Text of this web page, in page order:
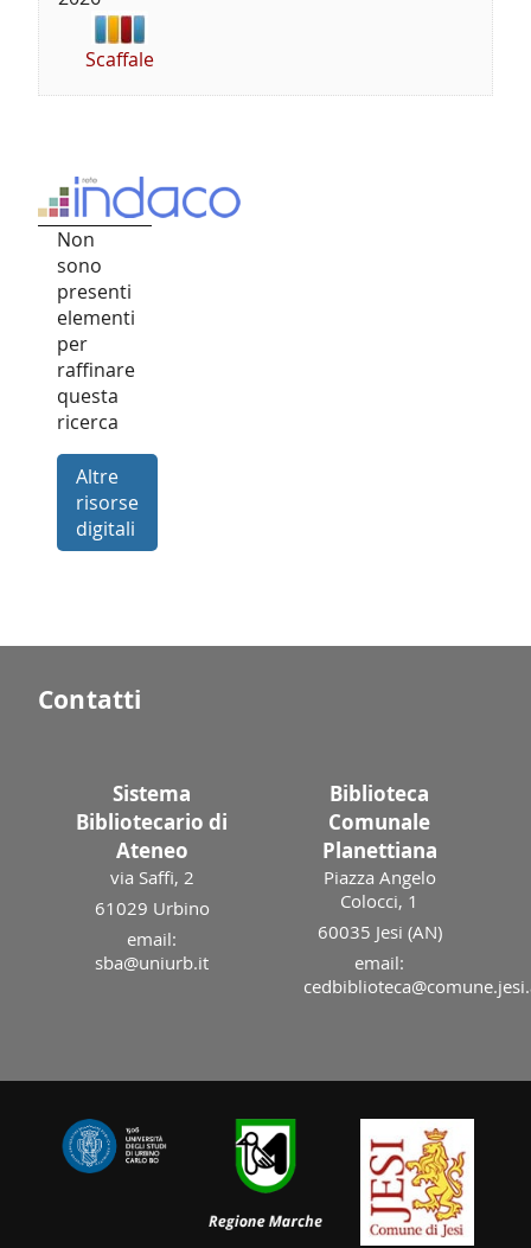
Scaffale
Non
sono
presenti
elementi
per
raffinare
questa
ricerca
Altre
risorse
digitali
Contatti
Sistema
Bibliotecario di
Ateneo
via Saffi, 2
61029 Urbino
email:
sba@uniurb.it
Biblioteca
Comunale
Planettiana
Piazza Angelo
Colocci, 1
60035 Jesi (AN)
email: